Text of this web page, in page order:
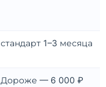
стандарт 1–3 месяца
Дороже — 6 000 ₽